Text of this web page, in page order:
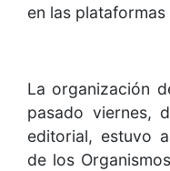
en las plataformas
La organización
pasado viernes,
editorial, estuvo
de los